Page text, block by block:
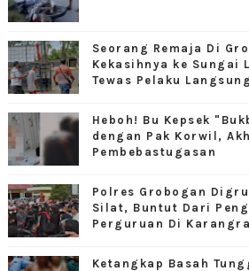
Seorang Remaja Di
Kekasihnya ke Sungai
Tewas Pelaku
Heboh! Bu Kepsek
dengan Pak Korwil,
Pembebastugasan
Polres Grobogan
Silat, Buntut Dari
Perguruan Di
Ketangkap Basah